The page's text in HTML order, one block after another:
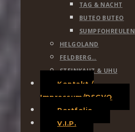
TAG & NACHT
BUTEO BUTEO
SUMPFOHREULEN
HELGOLAND
FELDBERG…
STEINKAUZ & UHU
Kontakt /
Impressum/DSGVO
Portfolio
V.I.P.